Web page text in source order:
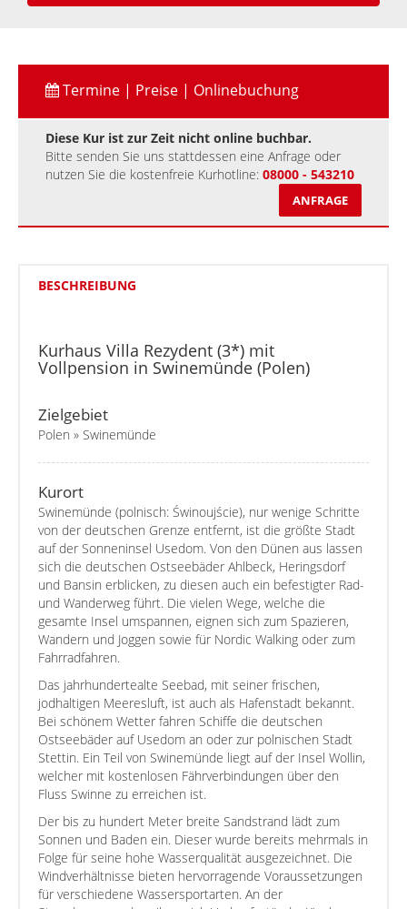
Termine | Preise | Onlinebuchung
Diese Kur ist zur Zeit nicht online buchbar.
Bitte senden Sie uns stattdessen eine Anfrage oder
nutzen Sie die kostenfreie Kurhotline: 08000 - 543210
ANFRAGE
BESCHREIBUNG
Kurhaus Villa Rezydent (3*) mit
Vollpension in Swinemünde (Polen)
Zielgebiet
Polen » Swinemünde
Kurort
Swinemünde (polnisch: Świnoujście), nur wenige Schritte
von der deutschen Grenze entfernt, ist die größte Stadt
auf der Sonneninsel Usedom. Von den Dünen aus lassen
sich die deutschen Ostseebäder Ahlbeck, Heringsdorf
und Bansin erblicken, zu diesen auch ein befestigter Rad-
und Wanderweg führt. Die vielen Wege, welche die
gesamte Insel umspannen, eignen sich zum Spazieren,
Wandern und Joggen sowie für Nordic Walking oder zum
Fahrradfahren.
Das jahrhundertealte Seebad, mit seiner frischen,
jodhaltigen Meeresluft, ist auch als Hafenstadt bekannt.
Bei schönem Wetter fahren Schiffe die deutschen
Ostseebäder auf Usedom an oder zur polnischen Stadt
Stettin. Ein Teil von Swinemünde liegt auf der Insel Wollin,
welcher mit kostenlosen Fährverbindungen über den
Fluss Swinne zu erreichen ist.
Der bis zu hundert Meter breite Sandstrand lädt zum
Sonnen und Baden ein. Dieser wurde bereits mehrmals in
Folge für seine hohe Wasserqualität ausgezeichnet. Die
Windverhältnisse bieten hervorragende Voraussetzungen
für verschiedene Wassersportarten. An der